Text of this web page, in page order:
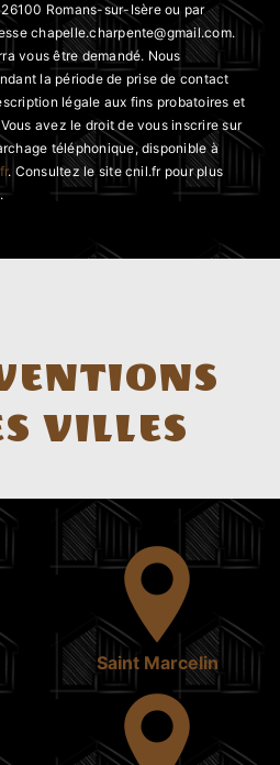
Romans-sur-Isère ou par
chapelle.charpente@gmail.com.
vous être demandé. Nous
la période de prise de contact
légale aux fins probatoires et
avez le droit de vous inscrire sur
téléphonique, disponible à
. Consultez le site cnil.fr pour plus
VILLES
Saint Marcelin